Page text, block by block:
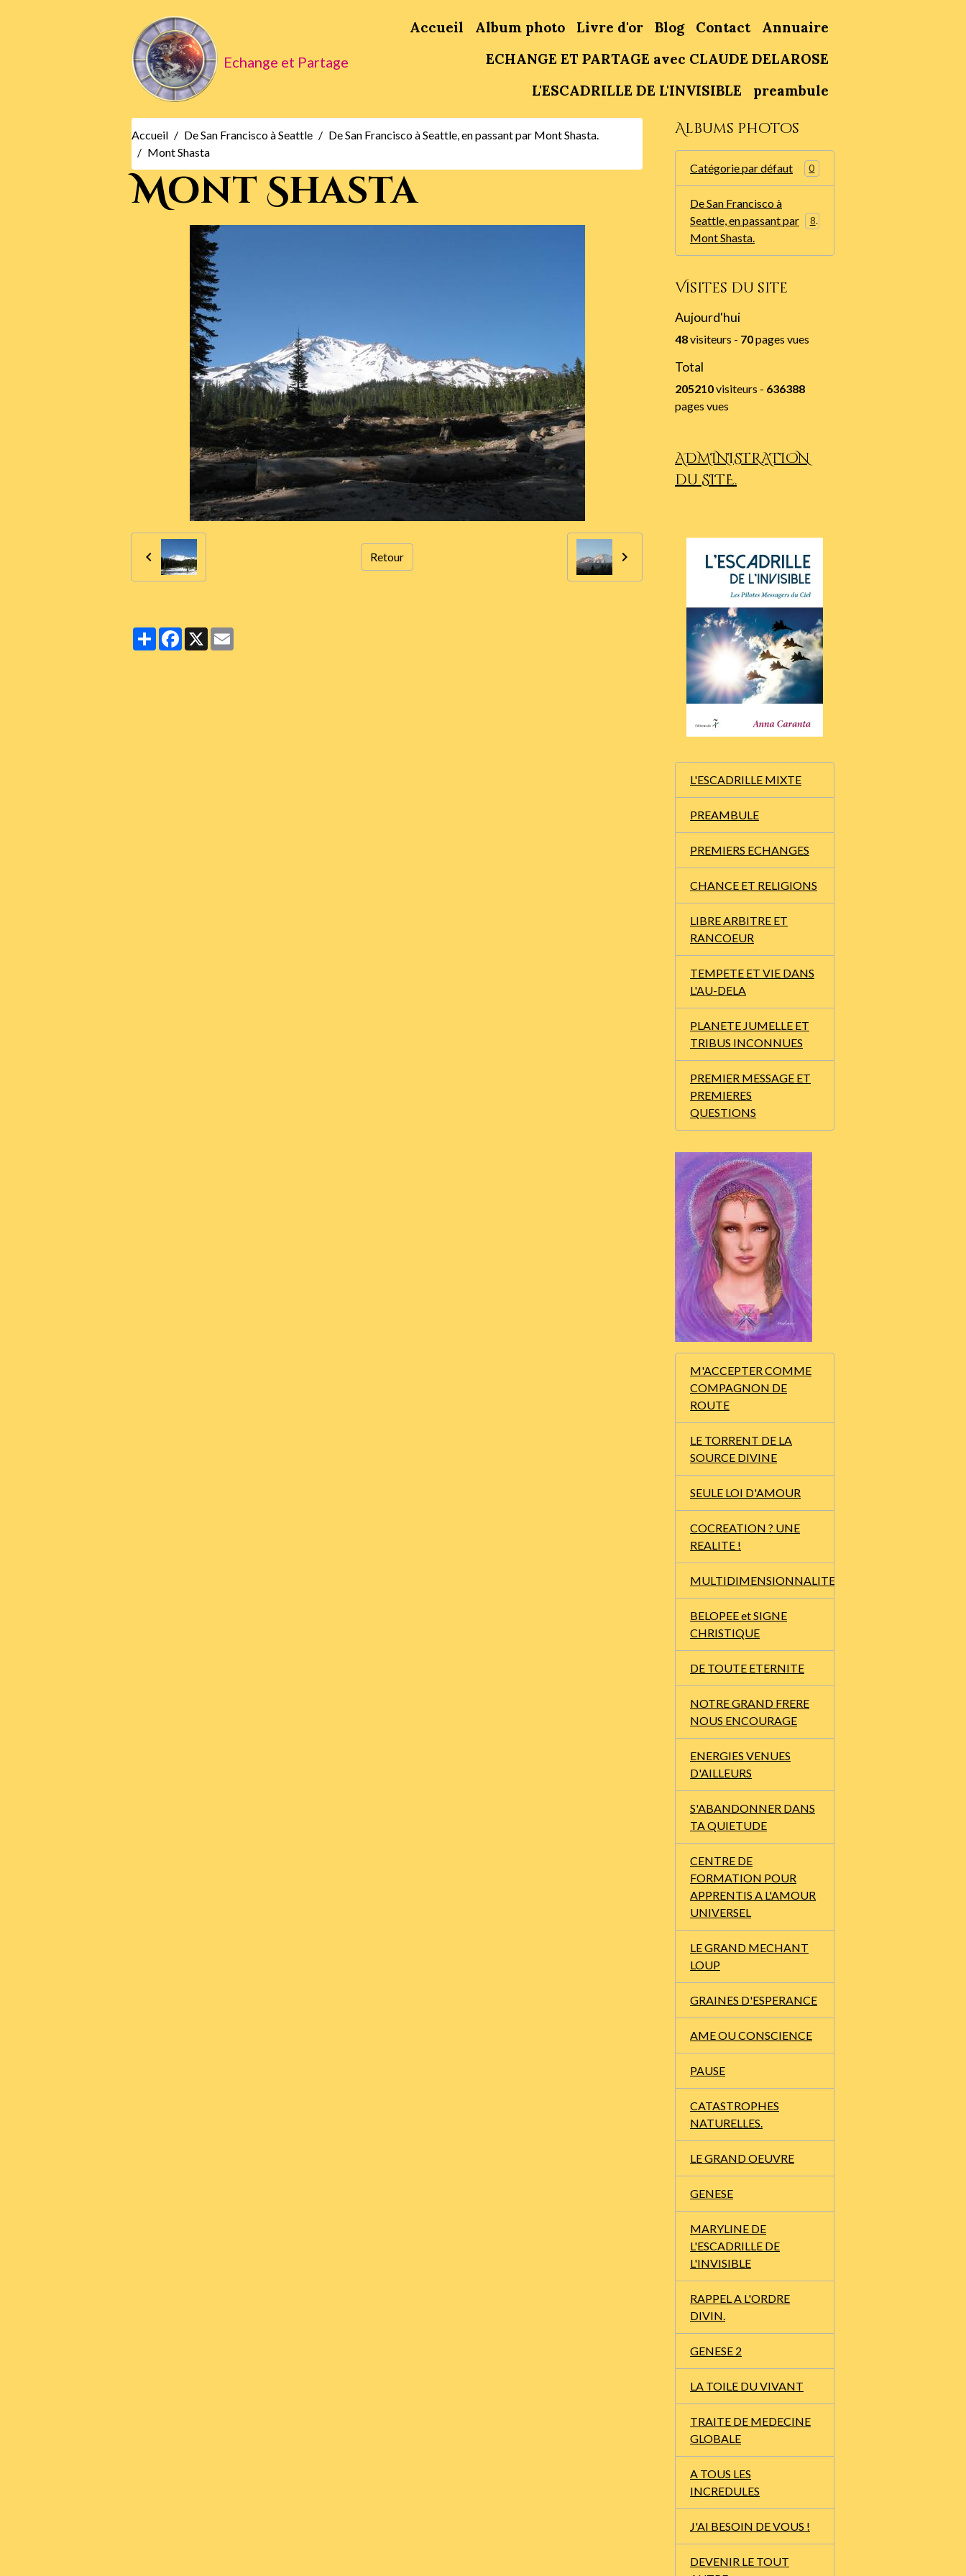
Echange et Partage
Accueil Album photo Livre d'or Blog Contact
Annuaire
ECHANGE ET PARTAGE avec CLAUDE DELAROSE
L'ESCADRILLE DE L'INVISIBLE
preambule
Accueil De San Francisco à Seattle
De San Francisco à Seattle, en passant par Mont Shasta.
Mont Shasta
Mont Shasta
Retour
PartagerFacebook
X
Albums photos
Catégorie par défaut 0
De San Francisco à
Seattle, en passant par
Mont Shasta.
86
Visites du site
Aujourd'hui
48visiteurs - 70pages vues
Total
205210visiteurs - 636388
pages vues
ADMINISTRATION
du SITE.
L'ESCADRILLE MIXTE
PREAMBULE
PREMIERS ECHANGES
CHANCE ET RELIGIONS
LIBRE ARBITRE ET
RANCOEUR
TEMPETE ET VIE DANS
L'AU-DELA
PLANETE JUMELLE ET
TRIBUS INCONNUES
PREMIER MESSAGE ET
PREMIERES
QUESTIONS
M'ACCEPTER COMME
COMPAGNON DE
ROUTE
LE TORRENT DE LA
SOURCE DIVINE
SEULE LOI D'AMOUR
COCREATION ? UNE
REALITE !
MULTIDIMENSIONNALITE
BELOPEE et SIGNE
CHRISTIQUE
DE TOUTE ETERNITE
NOTRE GRAND FRERE
NOUS ENCOURAGE
ENERGIES VENUES
D'AILLEURS
S'ABANDONNER DANS
TA QUIETUDE
CENTRE DE
FORMATION POUR
APPRENTIS A L'AMOUR
UNIVERSEL
LE GRAND MECHANT
LOUP
GRAINES D'ESPERANCE
AME OU CONSCIENCE
PAUSE
CATASTROPHES
NATURELLES.
LE GRAND OEUVRE
GENESE
MARYLINE DE
L'ESCADRILLE DE
L'INVISIBLE
RAPPEL A L'ORDRE
DIVIN.
GENESE 2
LA TOILE DU VIVANT
TRAITE DE MEDECINE
GLOBALE
A TOUS LES
INCREDULES
J'AI BESOIN DE VOUS !
DEVENIR LE TOUT